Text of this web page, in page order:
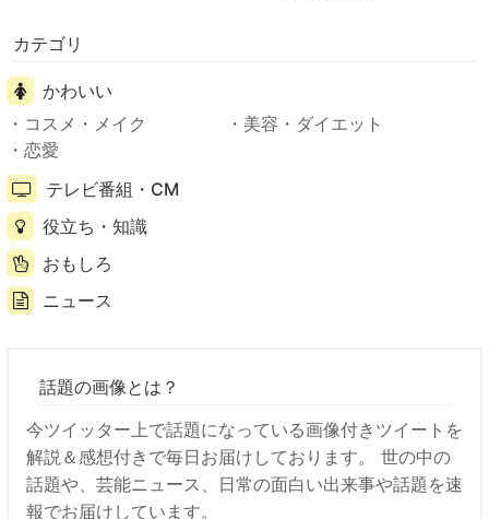
カテゴリ
かわいい
コスメ・メイク
美容・ダイエット
恋愛
テレビ番組・CM
役立ち・知識
おもしろ
ニュース
話題の画像とは？
今ツイッター上で話題になっている画像付きツイートを
解説＆感想付きで毎日お届けしております。 世の中の
話題や、芸能ニュース、日常の面白い出来事や話題を速
報でお届けしています。